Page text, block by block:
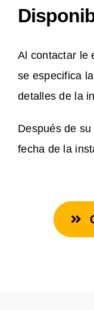
Al contactar le
se especifica
detalles de la
Después de
fecha de la